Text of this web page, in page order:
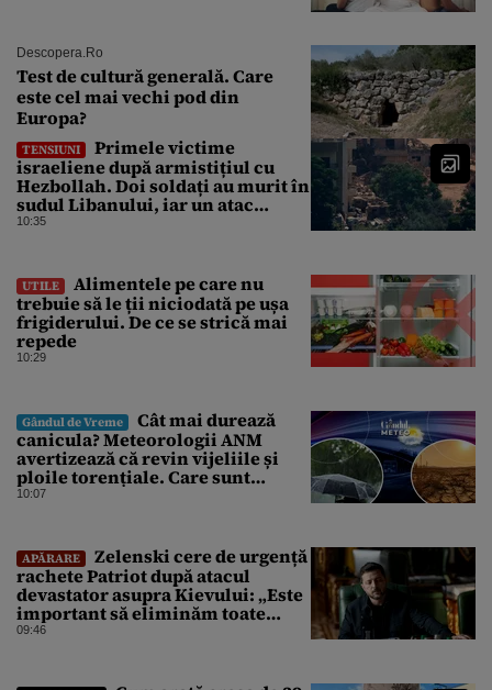
Descopera.ro
Test de cultură generală. Care
este cel mai vechi pod din
Europa?
TENSIUNI
Primele victime
israeliene după armistițiul cu
Hezbollah. Doi soldați au murit în
sudul Libanului, iar un atac
aerian israelian a ucis un civil
10:35
UTILE
Alimentele pe care nu
trebuie să le ții niciodată pe ușa
frigiderului. De ce se strică mai
repede
10:29
Gândul de Vreme
Cât mai durează
canicula? Meteorologii ANM
avertizează că revin vijeliile și
ploile torențiale. Care sunt
zonele vizate, începând chiar de
10:07
APĂRARE
Zelenski cere de urgență
rachete Patriot după atacul
devastator asupra Kievului: „Este
important să eliminăm toate
birocrațiile”
09:46